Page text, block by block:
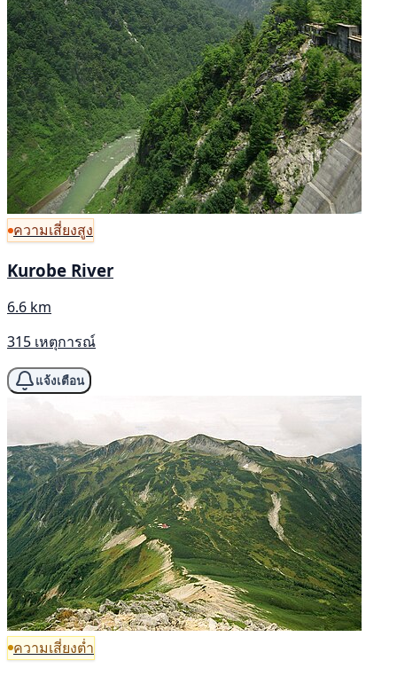
ความเสี่ยงสูง
Kurobe River
6.6 km
315 เหตุการณ์
แจ้งเตือน
ความเสี่ยงต่ำ